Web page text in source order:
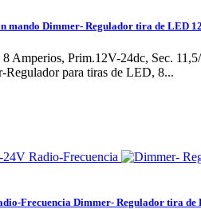
mando Dimmer- Regulador tira de LED
Amperios, Prim.12V-24dc, Sec.
Regulador para tiras de LED, 8...
Frecuencia Dimmer- Regulador tira de